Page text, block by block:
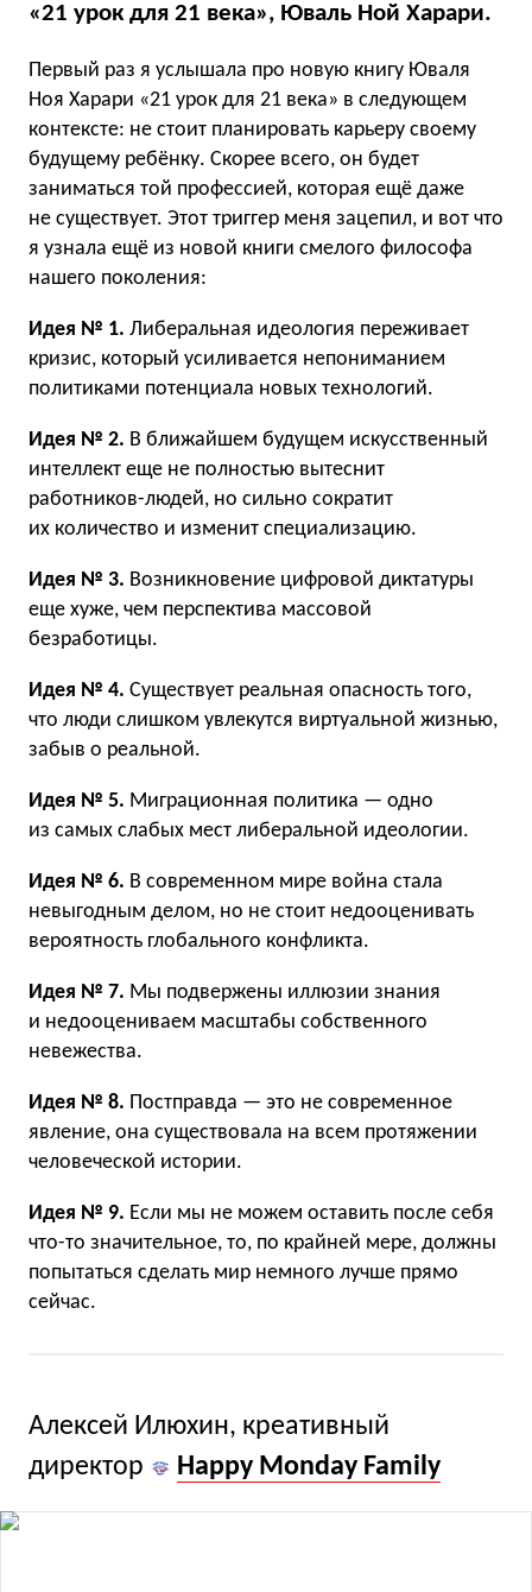
«21 урок для 21 века», Юваль Ной Харари.
Первый раз я услышала про новую книгу Юваля
Ноя Харари «21 урок для 21 века» в следующем
контексте: не стоит планировать карьеру своему
будущему ребёнку. Скорее всего, он будет
заниматься той профессией, которая ещё даже
не существует. Этот триггер меня зацепил, и вот что
я узнала ещё из новой книги смелого философа
нашего поколения:
Идея № 1. Либеральная идеология переживает
кризис, который усиливается непониманием
политиками потенциала новых технологий.
Идея № 2. В ближайшем будущем искусственный
интеллект еще не полностью вытеснит
работников-людей, но сильно сократит
их количество и изменит специализацию.
Идея № 3. Возникновение цифровой диктатуры
еще хуже, чем перспектива массовой
безработицы.
Идея № 4. Существует реальная опасность того,
что люди слишком увлекутся виртуальной жизнью,
забыв о реальной.
Идея № 5. Миграционная политика — одно
из самых слабых мест либеральной идеологии.
Идея № 6. В современном мире война стала
невыгодным делом, но не стоит недооценивать
вероятность глобального конфликта.
Идея № 7. Мы подвержены иллюзии знания
и недооцениваем масштабы собственного
невежества.
Идея № 8. Постправда — это не современное
явление, она существовала на всем протяжении
человеческой истории.
Идея № 9. Если мы не можем оставить после себя
что-то значительное, то, по крайней мере, должны
попытаться сделать мир немного лучше прямо
сейчас.
Алексей Илюхин, креативный
директор
Happy Monday Family